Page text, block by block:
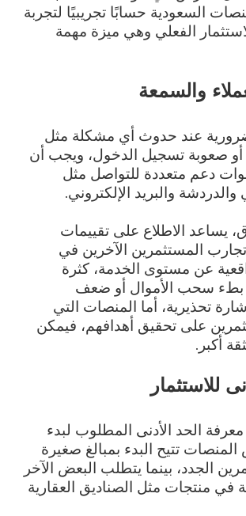
السعودية حسابًا تجريبيًا لتجربة
الفعلي وهي ميزة مهمة
عند حدوث أي مشكلة مثل
أو صعوبة تسجيل الدخول، ويجب أن
دعم متعددة للتواصل مثل
والدردشة والبريد الإلكتروني.
يساعد الاطلاع على تقييمات
المستثمرين الآخرين في
عن مستوى الخدمة، كثرة
سحب الأموال أو ضعف
تحذيرية، أما المنصات التي
على تحقيق أهدافهم، فيمكن
أكبر.
الحد الأدنى المطلوب لبدء
المنصات تتيح البدء بمبالغ صغيرة
الجدد، بينما يتطلب البعض الآخر
في منتجات مثل الصناديق العقارية